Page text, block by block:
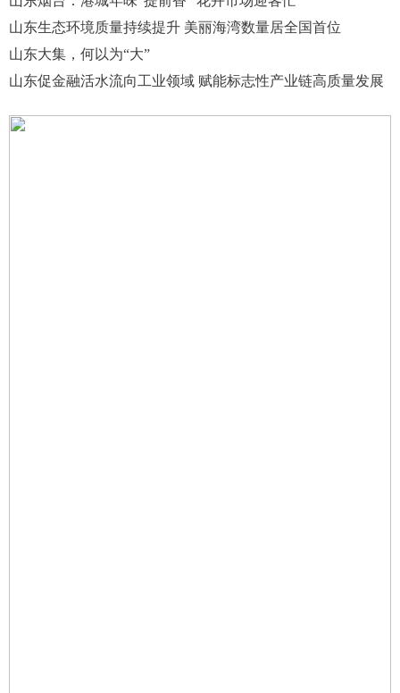
山东生态环境质量持续提升 美丽海湾数量居全国首位
山东大集，何以为“大”
山东促金融活水流向工业领域 赋能标志性产业链高质量发展